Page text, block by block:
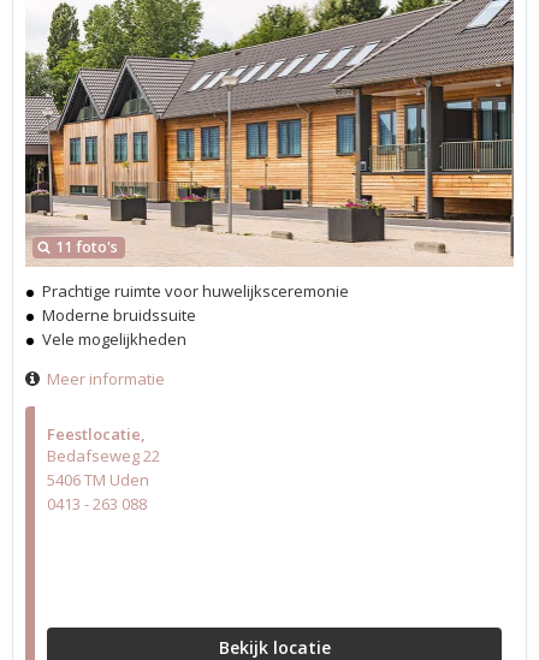
Feestlocatie
Bedafseweg 22
5406 TM Uden
0413 - 263 088
Bekijk locatie
11 foto's
Prachtige ruimte voor huwelijksceremonie
Moderne bruidssuite
Vele mogelijkheden
Meer informatie